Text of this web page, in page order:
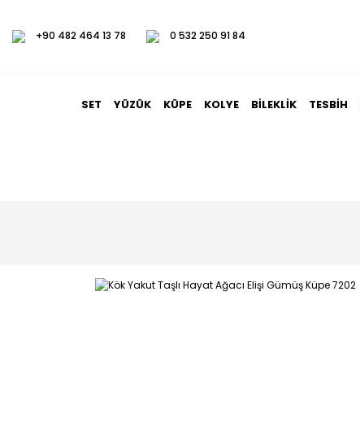
+90 482 464 13 78 0 532 250 91 84
SET YÜZÜK KÜPE KOLYE BILEKLIK TESBIH